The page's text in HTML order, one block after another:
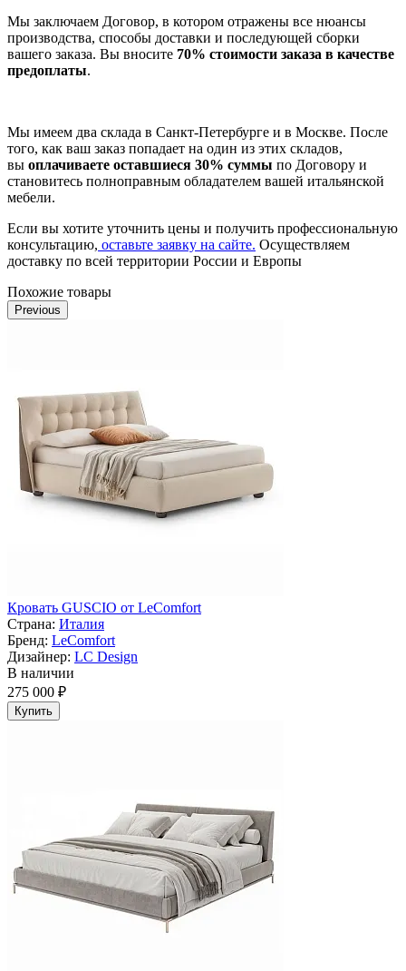
Мы заключаем Договор, в котором отражены все нюансы
производства, способы доставки и последующей сборки
вашего заказа. Вы вносите 70% стоимости заказа в качестве
предоплаты.
Мы имеем два склада в Санкт-Петербурге и в Москве. После
того, как ваш заказ попадает на один из этих складов,
вы оплачиваете оставшиеся 30% суммы по Договору и
становитесь полноправным обладателем вашей итальянской
мебели.
Если вы хотите уточнить цены и получить профессиональную
консультацию, оставьте заявку на сайте. Осуществляем
доставку по всей территории России и Европы
Похожие товары
Previous
Кровать GUSCIO от LeComfort
Страна: Италия
Бренд: LeComfort
Дизайнер: LC Design
В наличии
275 000 ₽
Купить